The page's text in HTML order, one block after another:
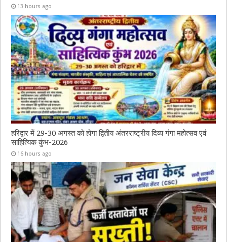
13 hours ago
हरिद्वार में 29-30 अगस्त को होगा द्वितीय अंतरराष्ट्रीय दिव्य गंगा महोत्सव एवं
साहित्यिक कुंभ-2026
16 hours ago